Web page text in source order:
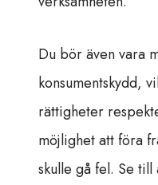
Du bör även vara
konsumentskydd,
rättigheter
möjlighet att föra
skulle gå fel. Se